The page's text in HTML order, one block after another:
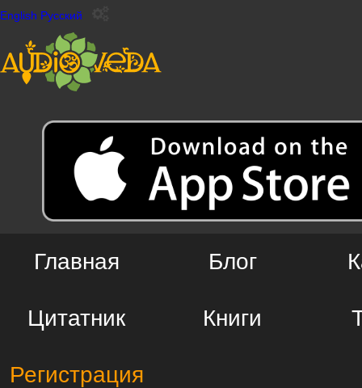
English Русский
Главная Блог
Цитатник Книги
Регистрация